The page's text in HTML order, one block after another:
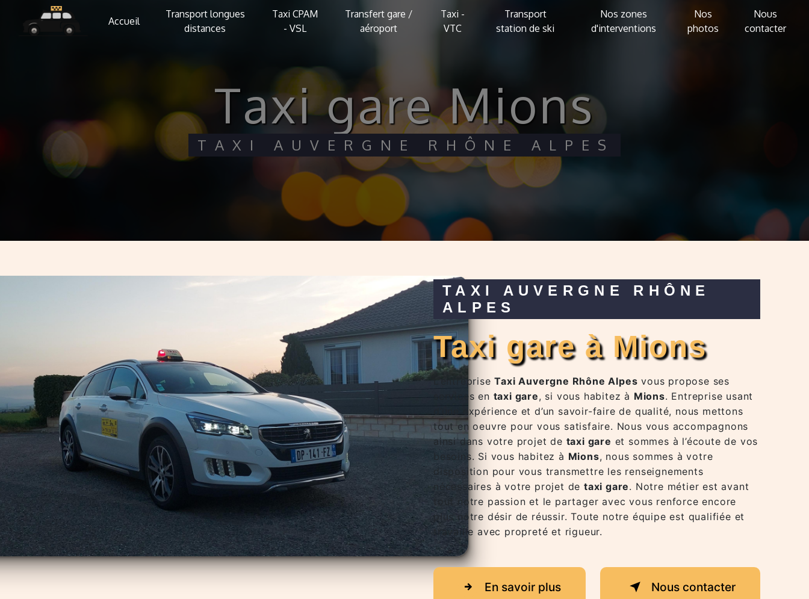
Accueil
Transport longues
distances
Taxi CPAM
- VSL
Transfert gare /
aéroport
Taxi -
VTC
Transport
station de ski
Nos zones
d'interventions
Nos
photos
Nous
contacter
taxi gare Mions
TAXI AUVERGNE RHÔNE ALPES
TAXI AUVERGNE RHÔNE
ALPES
taxi gare à Mions
L’entrepriseTaxi Auvergne Rhône Alpes vous propose ses
services en taxi gare, si vous habitez à Mions. Entreprise usant
d’une expérience et d’un savoir-faire de qualité, nous mettons
tout en oeuvre pour vous satisfaire. Nous vous accompagnons
ainsi dans votre projet de taxi gare et sommes à l’écoute de vos
besoins. Si vous habitez à Mions, nous sommes à votre
disposition pour vous transmettre les renseignements
nécessaires à votre projet detaxi gare. Notre métier est avant
tout notre passion et le partager avec vous renforce encore
plus notre désir de réussir. Toute notre équipe est qualifiée et
travaille avec propreté et rigueur.
En savoir plus Nous contacter
Panneau de gestion des cookies